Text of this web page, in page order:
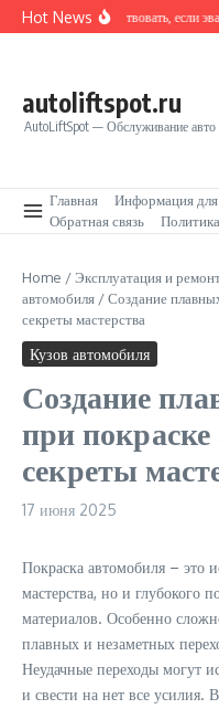
Перейти к содержанию
Hot NewsКак действовать, если
autoliftspot.ru
AutoLiftSpot — Обслуживание авто
Главная
Информация для
Обратная связь
Home /Эксплуатация и
автомобиля /Создание
секреты мастерства
Кузов автомобиля
Создание
при
секреты
17 июня 2025
Покраска автомобиля – это
мастерства, но и глубокого
материалов. Особенно
плавных и незаметных
Неудачные переходы могут
и свести на нет все усилия.